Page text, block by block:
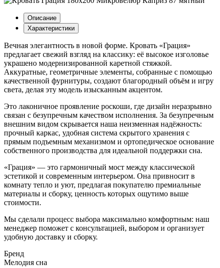
Описание
Характеристики
Вечная элегантность в новой форме. Кровать «Грация»
предлагает свежий взгляд на классику: её высокое изголовье
украшено модернизированной каретной стяжкой.
Аккуратные, геометричные элементы, собранные с помощью
качественной фурнитуры, создают благородный объём и игру
света, делая эту модель изысканным акцентом.
Это лаконичное проявление роскоши, где дизайн неразрывно
связан с безупречным качеством исполнения. За безупречным
внешним видом скрывается наша неизменная надёжность:
прочный каркас, удобная система скрытого хранения с
прямым подъемным механизмом и ортопедическое основание
собственного производства для идеальной поддержки сна.
«Грация» — это гармоничный мост между классической
эстетикой и современным интерьером. Она привносит в
комнату тепло и уют, предлагая покупателю премиальные
материалы и сборку, ценность которых ощутимо выше
стоимости.
Мы сделали процесс выбора максимально комфортным: наш
менеджер поможет с консультацией, выбором и организует
удобную доставку и сборку.
Бренд
Мелодия сна